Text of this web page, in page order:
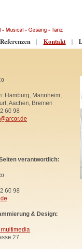
Referenzen | Kontakt |
Hamburg, Mannheim,
Aachen, Bremen
60 98
verantwortlich:
60 98
& Design:
27